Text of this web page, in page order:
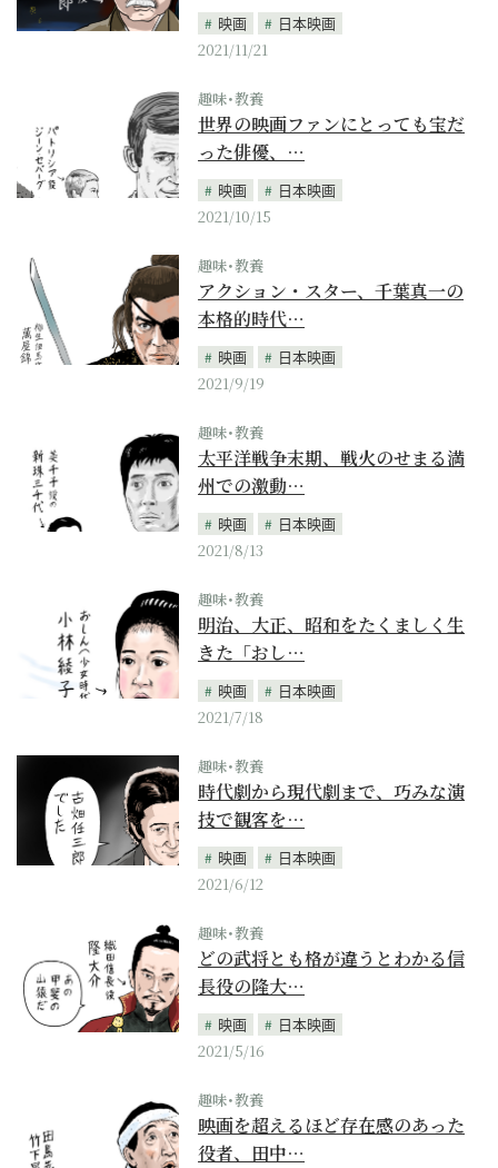
映画
日本映画
2021/11/21
趣味･教養
世界の映画ファンにとっても宝だ
った俳優、…
映画
日本映画
2021/10/15
趣味･教養
アクション・スター、千葉真一の
本格的時代…
映画
日本映画
2021/9/19
趣味･教養
太平洋戦争末期、戦火のせまる満
州での激動…
映画
日本映画
2021/8/13
趣味･教養
明治、大正、昭和をたくましく生
きた「おし…
映画
日本映画
2021/7/18
趣味･教養
時代劇から現代劇まで、巧みな演
技で観客を…
映画
日本映画
2021/6/12
趣味･教養
どの武将とも格が違うとわかる信
長役の隆大…
映画
日本映画
2021/5/16
趣味･教養
映画を超えるほど存在感のあった
役者、田中…